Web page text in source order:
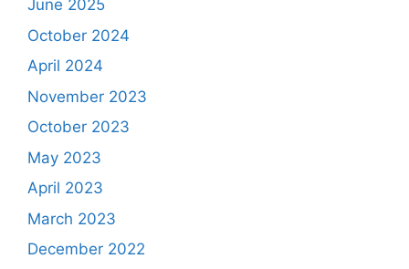
June 2025
October 2024
April 2024
November 2023
October 2023
May 2023
April 2023
March 2023
December 2022